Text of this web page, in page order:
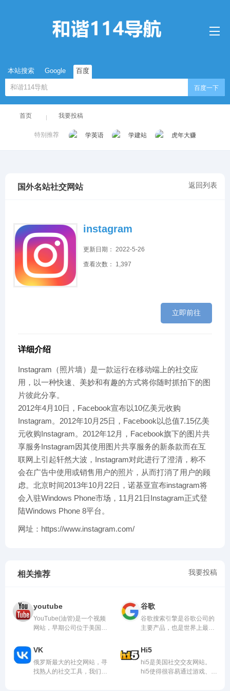
本站搜索 Google 百度
百度一下
首页 我要投稿
特别推荐 学英语 学建站 虎年大赚
返回列表
国外名站社交网站
instagram
更新日期： 2022-5-26
查看次数： 1,397
立即前往
详细介绍
Instagram（照片墙）是一款运行在移动端上的社交应
用，以一种快速、美妙和有趣的方式将你随时抓拍下的图
片彼此分享。
2012年4月10日，Facebook宣布以10亿美元收购
Instagram。2012年10月25日，Facebook以总值7.15亿美
元收购Instagram。2012年12月，Facebook旗下的图片共
享服务Instagram因其使用图片共享服务的新条款而在互
联网上引起轩然大波，Instagram对此进行了澄清，称不
会在广告中使用或销售用户的照片，从而打消了用户的顾
虑。北京时间2013年10月22日，诺基亚宣布instagram将
会入驻Windows Phone市场，11月21日Instagram正式登
陆Windows Phone 8平台。
网址：https://www.instagram.com/
我要投稿
相关推荐
youtube
YouTube(油管)是一个视频
网站，早期公司位于美国加
谷歌
谷歌搜索引擎是谷歌公司的
主要产品，也是世界上最大
VK
俄罗斯最大的社交网站，寻
找熟人的社交工具，我们的
Hi5
hi5是美国社交交友网站。
hi5使得很容易通过游戏、分